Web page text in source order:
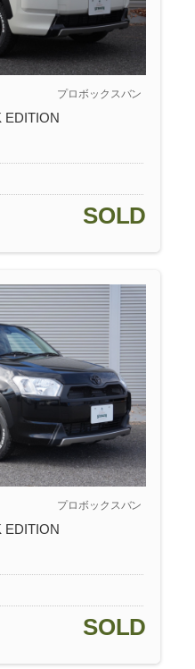
プロボックスバン
EDITION
SOLD
プロボックスバン
EDITION
SOLD